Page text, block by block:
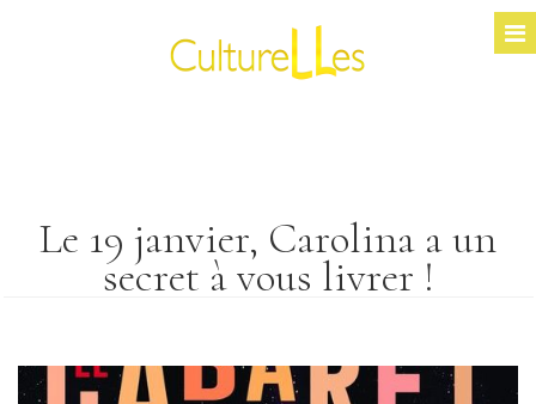
Le 19 janvier, Carolina a un
secret à vous livrer !